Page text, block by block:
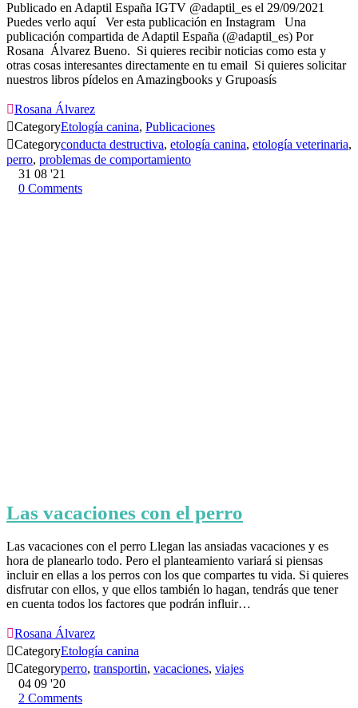
Publicado en Adaptil España IGTV @adaptil_es el 29/09/2021
Puedes verlo aquí Ver esta publicación en Instagram Una
publicación compartida de Adaptil España (@adaptil_es) Por
Rosana Álvarez Bueno. Si quieres recibir noticias como esta y
otras cosas interesantes directamente en tu email Si quieres solicitar
nuestros libros pídelos en Amazingbooks y Grupoasís
Rosana Álvarez
CategoryEtología canina, Publicaciones
Categoryconducta destructiva, etología canina, etología veterinaria,
perro, problemas de comportamiento
31 08 '21
0 Comments
Las vacaciones con el perro
Las vacaciones con el perro Llegan las ansiadas vacaciones y es
hora de planearlo todo. Pero el planteamiento variará si piensas
incluir en ellas a los perros con los que compartes tu vida. Si quieres
disfrutar con ellos, y que ellos también lo hagan, tendrás que tener
en cuenta todos los factores que podrán influir…
Rosana Álvarez
CategoryEtología canina
Categoryperro, transportin, vacaciones, viajes
04 09 '20
2 Comments